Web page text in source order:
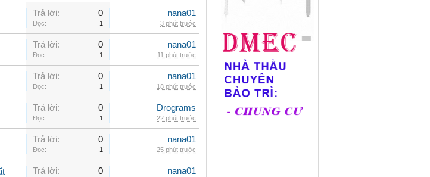
Trả lời: 0
Đọc: 1
nana01
3 phút trước
Trả lời: 0
Đọc: 1
nana01
11 phút trước
Trả lời: 0
Đọc: 1
nana01
18 phút trước
Trả lời: 0
Đọc: 1
Drograms
22 phút trước
Trả lời: 0
Đọc: 1
nana01
25 phút trước
Trả lời: 0 nana01